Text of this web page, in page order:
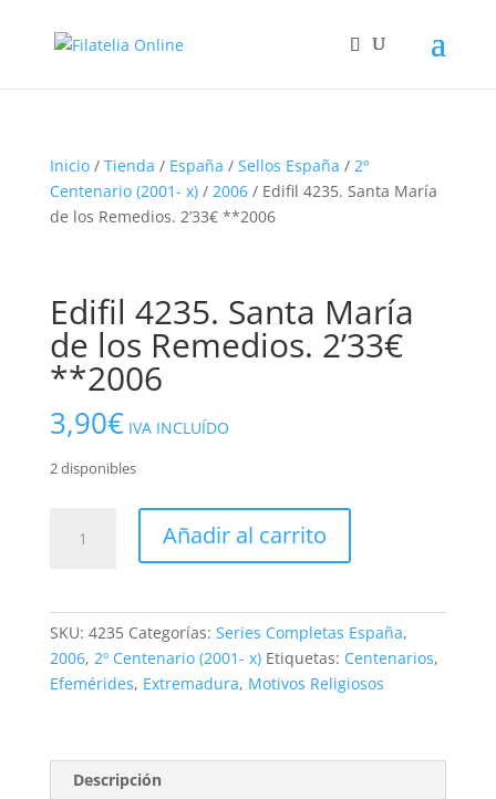
Inicio/ Tienda / España / Sellos España / 2º
Centenario (2001- x)/ 2006/ Edifil 4235. Santa María
de los Remedios. 2’33€ **2006
Edifil 4235. Santa María
de los Remedios. 2’33€
**2006
3,90€ IVA INCLUÍDO
2 disponibles
4235.
Remedios.
Añadir al carrito
SKU: 4235 Categorías: Series Completas España,
2006, 2º Centenario (2001- x) Etiquetas: Centenarios,
Efemérides, Extremadura, Motivos Religiosos
Descripción